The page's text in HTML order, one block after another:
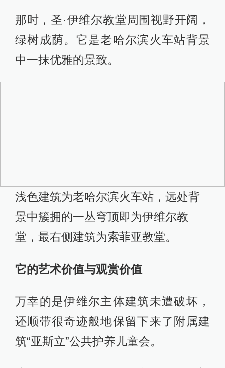
那时，圣·伊维尔教堂周围视野开阔，
绿树成荫。它是老哈尔滨火车站背景
中一抹优雅的景致。
浅色建筑为老哈尔滨火车站，远处背
景中簇拥的一丛穹顶即为伊维尔教
堂，最右侧建筑为索菲亚教堂。
它的艺术价值与观赏价值
万幸的是伊维尔主体建筑未遭破坏，
还顺带很奇迹般地保留下来了附属建
筑“亚斯立”公共护养儿童会。